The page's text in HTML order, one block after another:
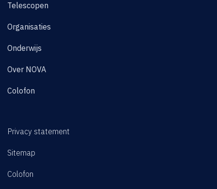
Telescopen
Organisaties
Onderwijs
Over NOVA
Colofon
Privacy statement
Sitemap
Colofon